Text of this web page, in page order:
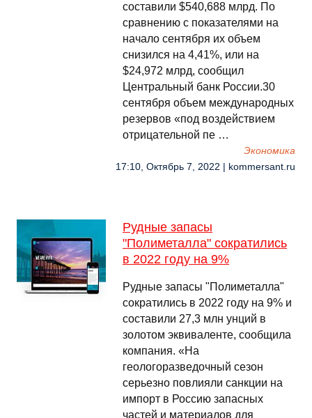
составили $540,688 млрд. По
сравнению с показателями на
начало сентября их объем
снизился на 4,41%, или на
$24,972 млрд, сообщил
Центральный банк России.30
сентября объем международных
резервов «под воздействием
отрицательной пе …
Экономика
17:10, Октябрь 7, 2022 | kommersant.ru
Рудные запасы
"Полиметалла" сократились
в 2022 году на 9%
Рудные запасы "Полиметалла"
сократились в 2022 году на 9% и
составили 27,3 млн унций в
золотом эквиваленте, сообщила
компания. «На
геологоразведочный сезон
серьезно повлияли санкции на
импорт в Россию запасных
частей и материалов для